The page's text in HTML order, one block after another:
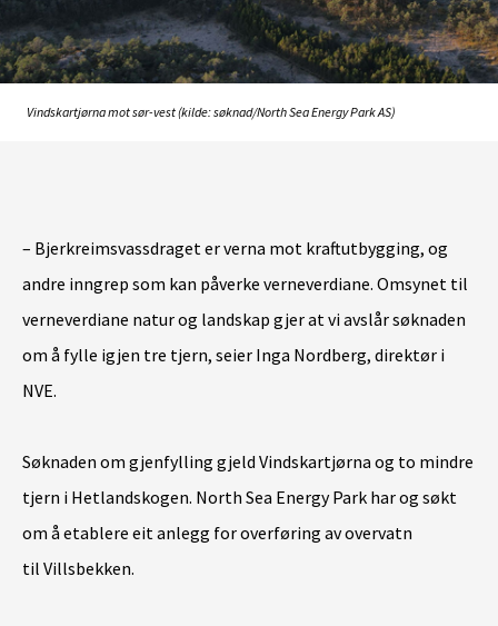
Vindskartjørna mot sør-vest (kilde: søknad/North Sea Energy Park AS)
– Bjerkreimsvassdraget er verna mot kraftutbygging, og
andre inngrep som kan påverke verneverdiane. Omsynet til
verneverdiane natur og landskap gjer at vi avslår søknaden
om å fylle igjen tre tjern, seier Inga Nordberg, direktør i
NVE.
Søknaden om gjenfylling gjeld Vindskartjørna og to mindre
tjern i Hetlandskogen. North Sea Energy Park har og søkt
om å etablere eit anlegg for overføring av overvatn
til Villsbekken.